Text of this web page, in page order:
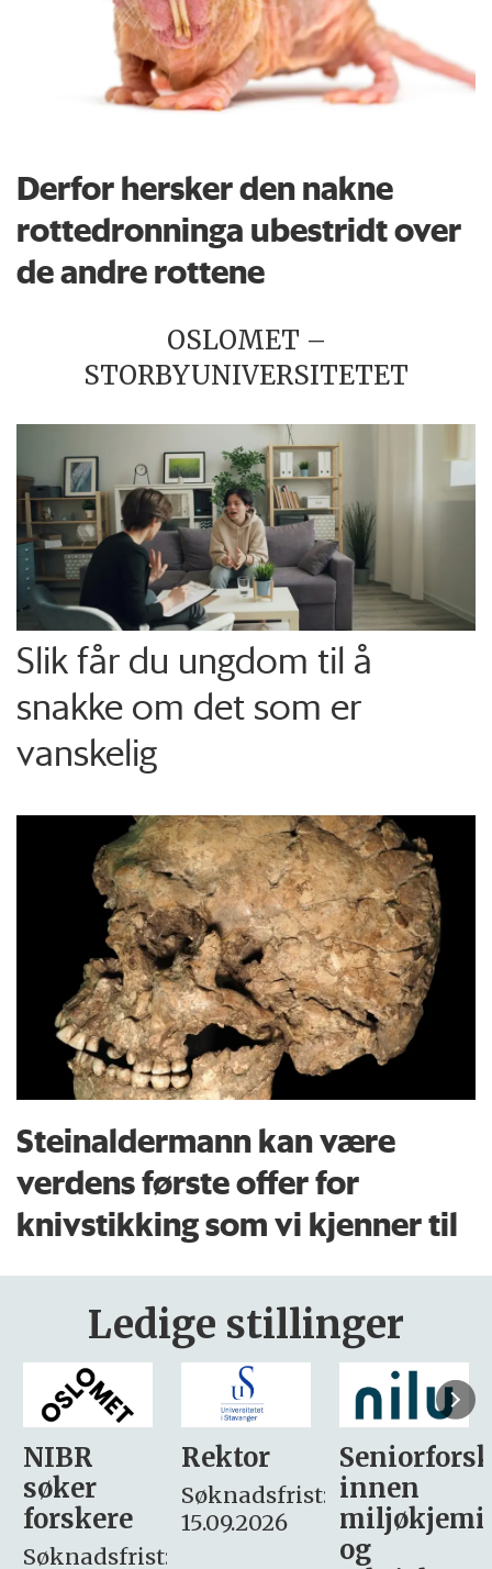
Derfor hersker den nakne
rottedronninga ubestridt over
de andre rottene
OSLOMET –
STORBYUNIVERSITETET
Slik får du ungdom til å
snakke om det som er
vanskelig
Steinaldermann kan være
verdens første offer for
knivstikking som vi kjenner til
Ledige stillinger
Rektor
Søknadsfrist:
15.09.2026
Seniorforsker
innen
miljøkjemi
søker
– fast